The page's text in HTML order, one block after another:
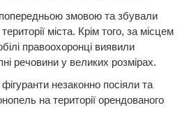
змовою та збували
міста. Крім того, за місцем
правоохоронці виявили
речовини у великих розмірах.
незаконно посіяли та
на території орендованого